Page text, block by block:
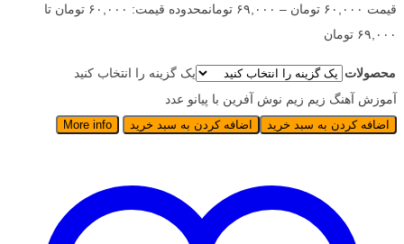
قیمت ۶۰,۰۰۰ تومان – ۶۹,۰۰۰ تومان
محدوده قیمت: ۶۰,۰۰۰ تومان تا
۶۹,۰۰۰ تومان
محصولات
یک گزینه را انتخاب کنید
آموزش آهنگ زیم زیم نوش آفرین با پیانو عدد
اضافه کردن به سبد خرید اضافه کردن به سبد خرید More info